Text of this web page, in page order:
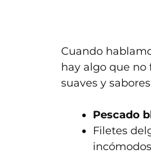
Cuando
hay algo que no
suaves y
Pescado
Filetes